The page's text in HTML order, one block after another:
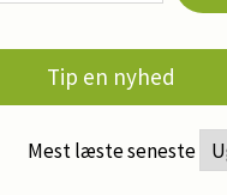
Tip en nyhed
Mest læste seneste